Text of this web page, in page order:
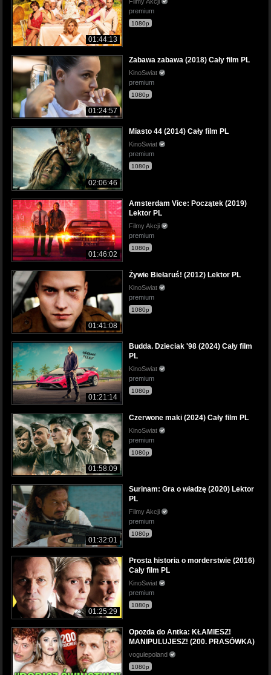
01:44:13
premium
1080p
01:24:57
Zabawa zabawa (2018) Cały film PL
KinoSwiat
premium
1080p
02:06:46
Miasto 44 (2014) Cały film PL
KinoSwiat
premium
1080p
01:46:02
Amsterdam Vice: Początek (2019)
Lektor PL
Filmy Akcji
premium
1080p
01:41:08
Żywie Biełaruś! (2012) Lektor PL
KinoSwiat
premium
1080p
01:21:14
Budda. Dzieciak '98 (2024) Cały film
PL
KinoSwiat
premium
1080p
01:58:09
Czerwone maki (2024) Cały film PL
KinoSwiat
premium
1080p
01:32:01
Surinam: Gra o władzę (2020) Lektor
PL
Filmy Akcji
premium
1080p
01:25:29
Prosta historia o morderstwie (2016)
Cały film PL
KinoSwiat
premium
1080p
Opozda do Antka: KŁAMIESZ!
MANIPULUJESZ! (200. PRASÓWKA)
vogulepoland
1080p